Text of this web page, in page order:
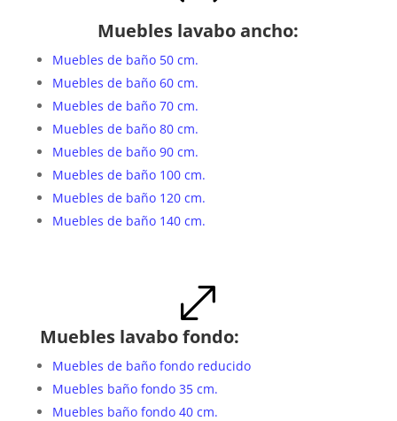
Muebles lavabo ancho:
Muebles de baño 50 cm.
Muebles de baño 60 cm.
Muebles de baño 70 cm.
Muebles de baño 80 cm.
Muebles de baño 90 cm.
Muebles de baño 100 cm.
Muebles de baño 120 cm.
Muebles de baño 140 cm.
.
Muebles lavabo fondo:
Muebles de baño fondo reducido
Muebles baño fondo 35 cm.
Muebles baño fondo 40 cm.